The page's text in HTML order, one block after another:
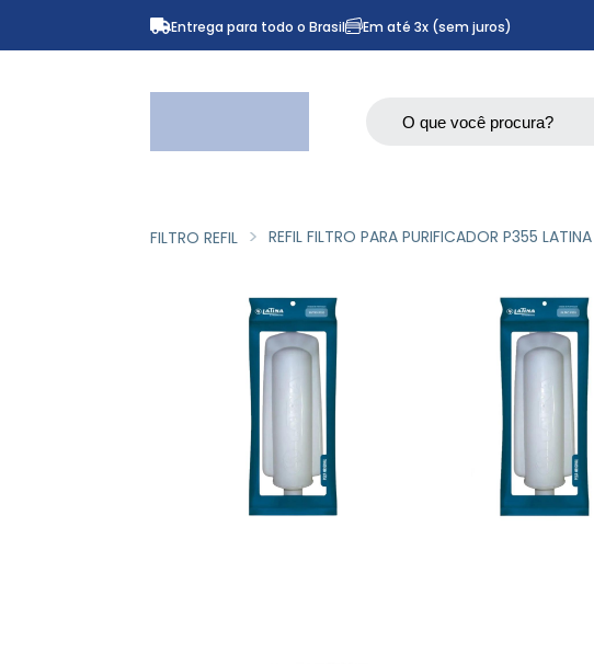
Entrega para todo o Brasil Em até 3x (sem juros)
FILTRO REFIL REFIL FILTRO PARA PURIFICADOR P355 LATINA